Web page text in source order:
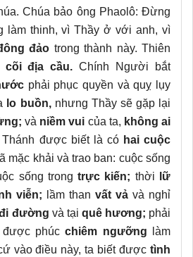
Chúa bảo ông Phaolô: Đừng
làm thinh, vì Thầy ở với anh, vì
đảo trong thành này. Thiên
cõi địa cầu.Chính Người bắt
phải phục quyền và quỵ lụy
lo buồn,nhưng Thầy sẽ gặp lại
và niềm vui của ta, không ai
Thánh được biết là có hai cuộc
mặc khải và trao ban: cuộc sống
sống trongtrực kiến; thời
lữ
viễn; lầm than vất vả và nghỉ
đường và tại quê hương; phải
được phúcchiêm ngưỡng làm
vào điều này, ta biết được tình